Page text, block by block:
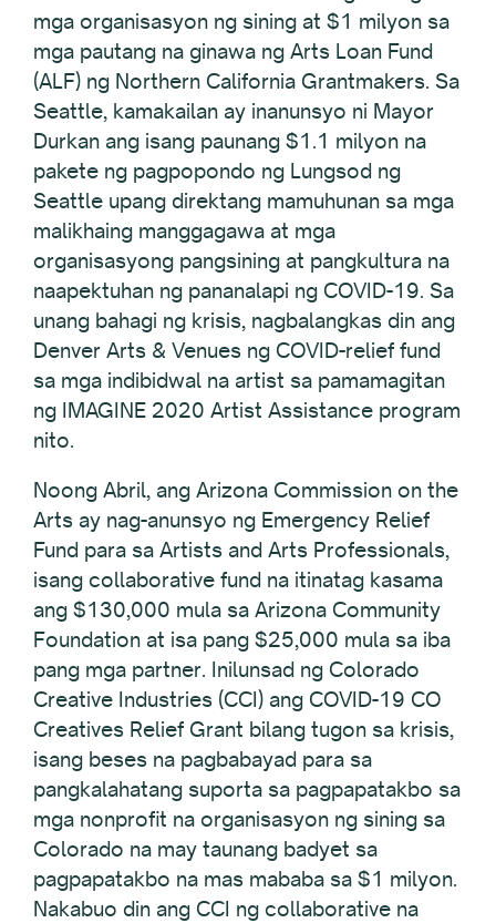
mga organisasyon ng sining at $1 milyon sa
mga pautang na ginawa ng Arts Loan Fund
(ALF) ng Northern California Grantmakers. Sa
Seattle, kamakailan ay inanunsyo ni Mayor
Durkan ang isang paunang $1.1 milyon na
pakete ng pagpopondo ng Lungsod ng
Seattle upang direktang mamuhunan sa mga
malikhaing manggagawa at mga
organisasyong pangsining at pangkultura na
naapektuhan ng pananalapi ng COVID-19. Sa
unang bahagi ng krisis, nagbalangkas din ang
Denver Arts & Venues ng COVID-relief fund
sa mga indibidwal na artist sa pamamagitan
ng IMAGINE 2020 Artist Assistance program
nito.
Noong Abril, ang Arizona Commission on the
Arts ay nag-anunsyo ng Emergency Relief
Fund para sa Artists and Arts Professionals,
isang collaborative fund na itinatag kasama
ang $130,000 mula sa Arizona Community
Foundation at isa pang $25,000 mula sa iba
pang mga partner. Inilunsad ng Colorado
Creative Industries (CCI) ang COVID-19 CO
Creatives Relief Grant bilang tugon sa krisis,
isang beses na pagbabayad para sa
pangkalahatang suporta sa pagpapatakbo sa
mga nonprofit na organisasyon ng sining sa
Colorado na may taunang badyet sa
pagpapatakbo na mas mababa sa $1 milyon.
Nakabuo din ang CCI ng collaborative na